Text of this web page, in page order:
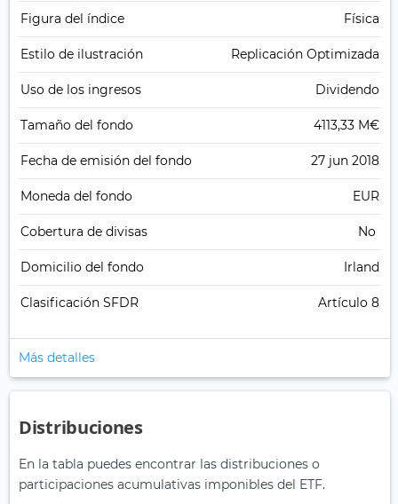
Figura del índice Física
Estilo de ilustración Replicación Optimizada
Uso de los ingresos Dividendo
Tamaño del fondo 4113,33 M€
Fecha de emisión del fondo 27 jun 2018
Moneda del fondo EUR
Cobertura de divisas No
Domicilio del fondo Irland
Clasificación SFDR Artículo 8
Más detalles
Distribuciones
En la tabla puedes encontrar las distribuciones o
participaciones acumulativas imponibles del ETF.